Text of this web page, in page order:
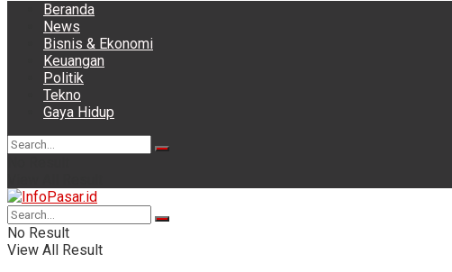
Beranda
News
Bisnis & Ekonomi
Keuangan
Politik
Tekno
Gaya Hidup
No Result
View All Result